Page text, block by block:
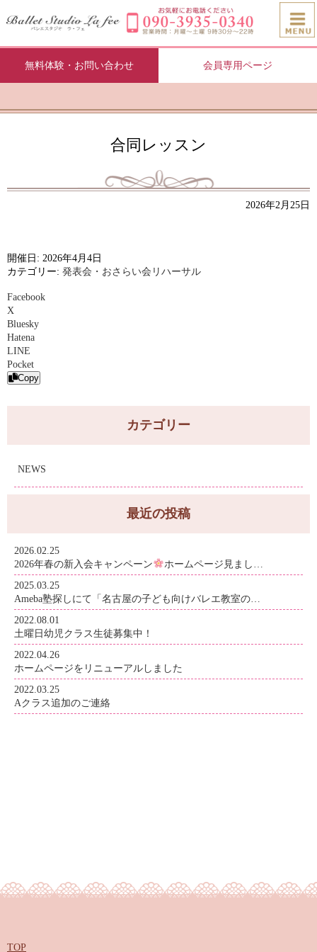
無料体験・お問い合わせ 会員専用ページ
合同レッスン
2026年2月25日
開催日: 2026年4月4日
カテゴリー: 発表会・おさらい会リハーサル
Facebook
X
Bluesky
Hatena
LINE
Pocket
Copy
カテゴリー
NEWS
最近の投稿
2026.02.25
2026年春の新入会キャンペーン
ホームページ見まし…
2025.03.25
Ameba塾探しにて「名古屋の子ども向けバレエ教室の…
2022.08.01
土曜日幼児クラス生徒募集中！
2022.04.26
ホームページをリニューアルしました
2022.03.25
Aクラス追加のご連絡
TOP